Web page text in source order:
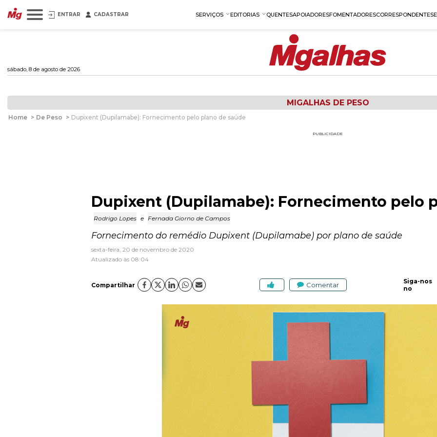
ENTRAR CADASTRAR SERVIÇOS EDITORIAS QUENTESAPOIADORESFOMENTADORESCORRESPONDENTES
sábado, 8 de agosto de 2026
MIGALHAS DE PESO
Home > De Peso > Dupixent (Dupilamabe): Fornecimento pelo plano de saúde
PUBLICIDADE
Dupixent (Dupilamabe): Fornecimento pelo
Rodrigo Lopes e Fernada Giorno de Campos
Fornecimento do remédio Dupixent (Dupilamabe) por plano de saúde
sexta-feira, 20 de novembro de 2020
Atualizado às 08:04
Compartilhar Comentar
Siga-nos
no